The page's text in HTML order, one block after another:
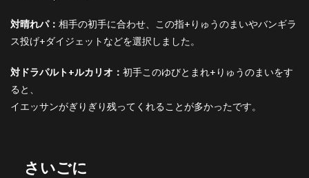
対晴れパ： 相手の初手に合わせ、この指+りゅうのまいやバンギラ
ス投げ+ダイジェットなどを選択しました。
対ドラパルト+ルカリオ： 初手このゆびとまれ+りゅうのまいをす
ると、
イエッサンがぎりぎり残ってくれることが多かったです。
さいごに